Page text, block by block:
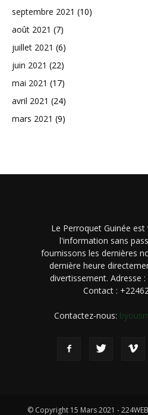
septembre 2021 (10)
août 2021 (7)
juillet 2021 (6)
juin 2021 (22)
mai 2021 (17)
avril 2021 (24)
mars 2021 (9)
Le Perroquet Guinée
l'information sans
fournissons les dernières
dernière heure
divertissement. Adresse
Contact :
Contactez-nous:
© Copyright 15 Mars 2021 -